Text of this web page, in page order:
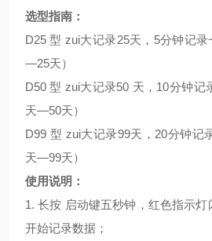
选型指南：
D25 型 zui大记录25天，5分钟记
—25天）
D50 型 zui大记录50 天，10分钟记
天—50天）
D99 型 zui大记录99天，20分钟记
天—99天）
使用说明：
1. 长按 启动键五秒钟，红色指示灯
开始记录数据；